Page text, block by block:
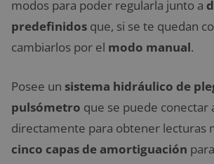
modos para poder regularla junto a
predefinidos que, si se te quedan
cambiarlos por el modo manual.
Posee un sistema hidráulico de
pulsómetro que se puede conectar
directamente para obtener lecturas
cinco capas de amortiguación